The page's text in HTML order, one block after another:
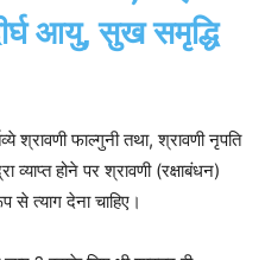
आयु, सुख समृद्धि
श्रावणी फाल्गुनी तथा, श्रावणी नृपति
व्याप्त होने पर श्रावणी (रक्षाबंधन)
से त्याग देना चाहिए।